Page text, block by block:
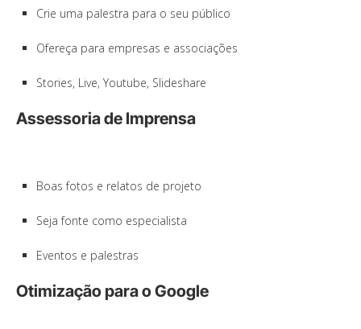
Crie uma palestra para o seu público
Ofereça para empresas e associações
Stories, Live, Youtube, Slideshare
Assessoria de Imprensa
Boas fotos e relatos de projeto
Seja fonte como especialista
Eventos e palestras
Otimização para o Google